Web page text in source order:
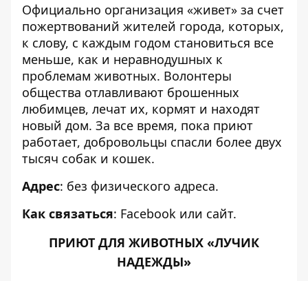
Официально организация «живет» за счет
пожертвований жителей города, которых,
к слову, с каждым годом становиться все
меньше, как и неравнодушных к
проблемам животных. Волонтеры
общества отлавливают брошенных
любимцев, лечат их, кормят и находят
новый дом. За все время, пока приют
работает, добровольцы спасли более двух
тысяч собак и кошек.
Адрес: без физического адреса.
Как связаться: Facebook или сайт.
ПРИЮТ ДЛЯ ЖИВОТНЫХ «ЛУЧИК
НАДЕЖДЫ»